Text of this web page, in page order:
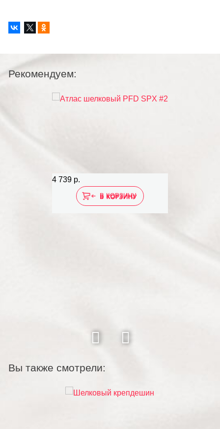
Рекомендуем:
4 739 р.
В КОРЗИНУ
Вы также смотрели: